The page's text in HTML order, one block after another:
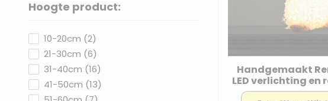
Hoogte product:
10-20cm (2products available
)
21-30cm (6products available
)
31-40cm (16products available
)
41-50cm (13products available
)
Handgemaakt
LED verlichting en